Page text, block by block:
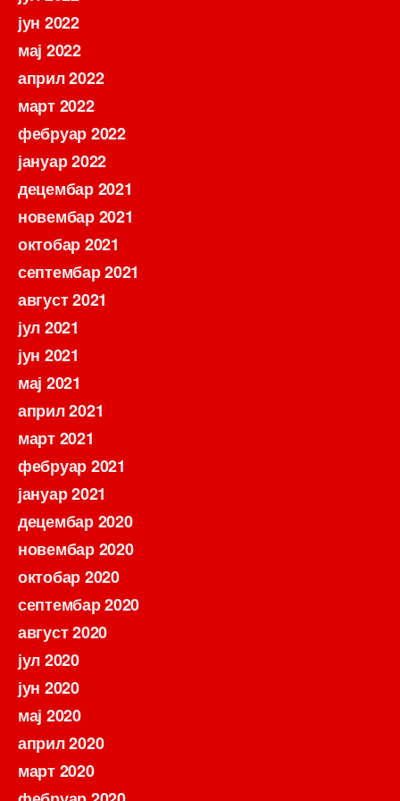
јун 2022
мај 2022
април 2022
март 2022
фебруар 2022
јануар 2022
децембар 2021
новембар 2021
октобар 2021
септембар 2021
август 2021
јул 2021
јун 2021
мај 2021
април 2021
март 2021
фебруар 2021
јануар 2021
децембар 2020
новембар 2020
октобар 2020
септембар 2020
август 2020
јул 2020
јун 2020
мај 2020
април 2020
март 2020